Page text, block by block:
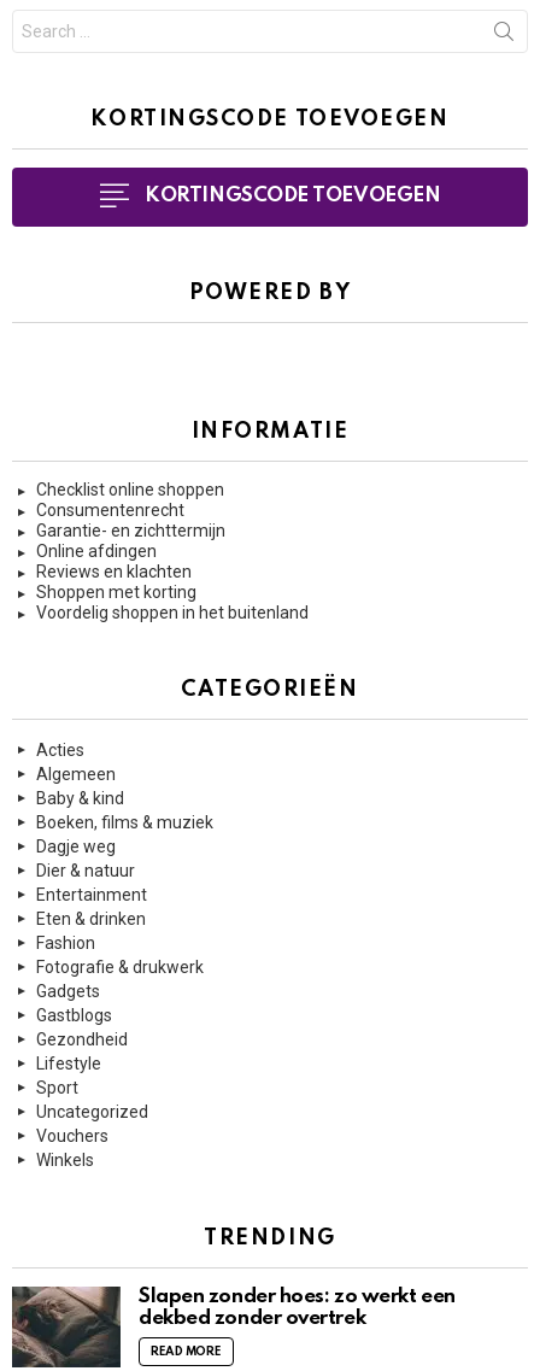
for:
KORTINGSCODE TOEVOEGEN
KORTINGSCODE TOEVOEGEN
POWERED BY
INFORMATIE
Checklist online shoppen
Consumentenrecht
Garantie- en zichttermijn
Online afdingen
Reviews en klachten
Shoppen met korting
Voordelig shoppen in het buitenland
CATEGORIEËN
Acties
Algemeen
Baby & kind
Boeken, films & muziek
Dagje weg
Dier & natuur
Entertainment
Eten & drinken
Fashion
Fotografie & drukwerk
Gadgets
Gastblogs
Gezondheid
Lifestyle
Sport
Uncategorized
Vouchers
Winkels
TRENDING
Slapen zonder hoes: zo werkt een
dekbed zonder overtrek
READ MORE